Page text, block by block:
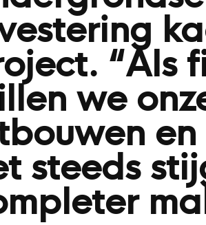
“Als
we
steeds